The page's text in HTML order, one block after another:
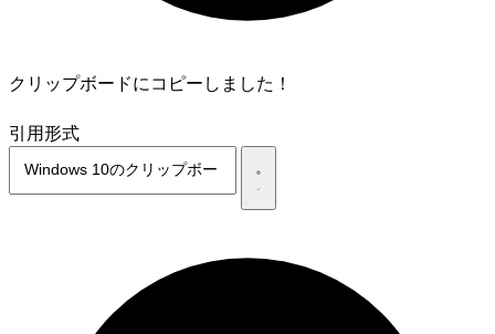
クリップボードにコピーしました！
引用形式